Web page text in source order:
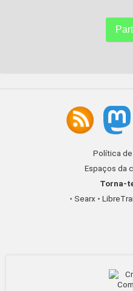
Política
Espaços da
Torna-
• Searx •